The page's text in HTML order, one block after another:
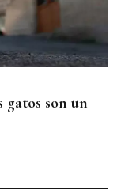
gatos son un